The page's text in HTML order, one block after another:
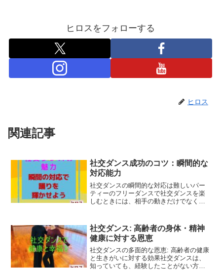
ヒロスをフォローする
ヒロス
関連記事
社交ダンス成功のコツ：瞬間的な
対応能力
社交ダンスの瞬間的な対応は難しいパー
ティーのフリーダンスで社交ダンスを楽
しむときには、相手の動きだけでなく、
多く、自分の技術や経験を活かしきれな
いことも多いです。今回の...
社交ダンス: 高齢者の身体・精神
健康に対する恩恵
社交ダンスの多面的な恩恵: 高齢者の健康
と生きがいに対する効果社交ダンスは、
知っていても、経験したことがない方も